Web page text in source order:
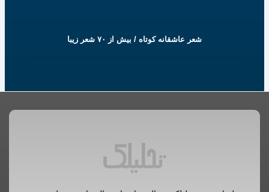
شعر عاشقانه کوتاه / بیش از ۷۰ شعر زیبا